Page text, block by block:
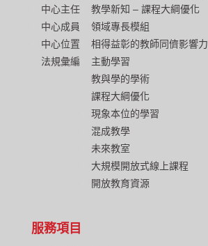
中心主任
中心成員
中心位置
法規彙編
教學新知 – 課程大綱優化
領域專長模組
相得益彰的教師同儕影響力
主動學習
教與學的學術
課程大綱優化
現象本位的學習
混成教學
未來教室
大規模開放式線上課程
開放教育資源
服務項目